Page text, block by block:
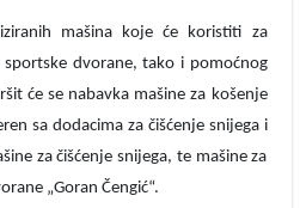
mašina koje će koristiti za
dvorane, tako i pomoćnog
će se nabavka mašine za košenje
sa dodacima za čišćenje snijega i
za čišćenje snijega, te mašine za
„Goran Čengić“.